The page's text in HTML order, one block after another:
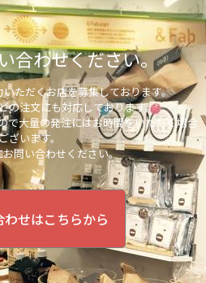
合わせください。
ただくお店を募集しております。
の注文にも対応しております。
で大量の発注にはお時間をいただく場合
ざいます。
問い合わせください。
わせはこちらから